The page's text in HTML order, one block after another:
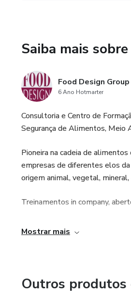
Saiba mais
Food Design Group
6 Ano Hotmarter
Consultoria e Centro de
Segurança de Alimentos, Meio
Pioneira na cadeia de
empresas de diferentes elos
origem animal, vegetal,
Treinamentos in company,
Mostrar mais
Outros produtos